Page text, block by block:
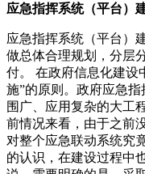
应急指挥系统（平台）
应急指挥系统（平台）
做总体合理规划，分层
付。 在政府信息化建设
施”的原则。政府应急
围广、应用复杂的大工
前情况来看，由于之前
对整个应急联动系统究
的认识，在建设过程中